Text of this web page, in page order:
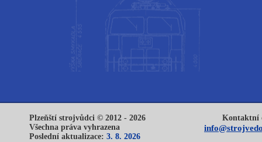
Plzeňští strojvůdci © 2012 - 2026
Všechna práva vyhrazena
Poslední aktualizace: 3. 8. 2026
Kontaktní